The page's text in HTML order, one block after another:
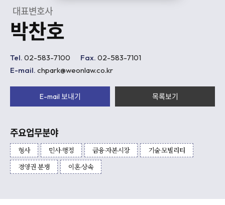
대표변호사
박찬호
Tel. 02-583-7100 Fax. 02-583-7101
E-mail. chpark@weonlaw.co.kr
E-mail 보내기 목록보기
주요업무분야
형사 민사∙행정 금융∙자본시장
기술∙모빌리티
경영권 분쟁
이혼∙상속